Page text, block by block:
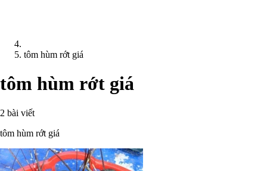
tôm hùm rớt giá
tôm hùm rớt giá
2 bài viết
tôm hùm rớt giá